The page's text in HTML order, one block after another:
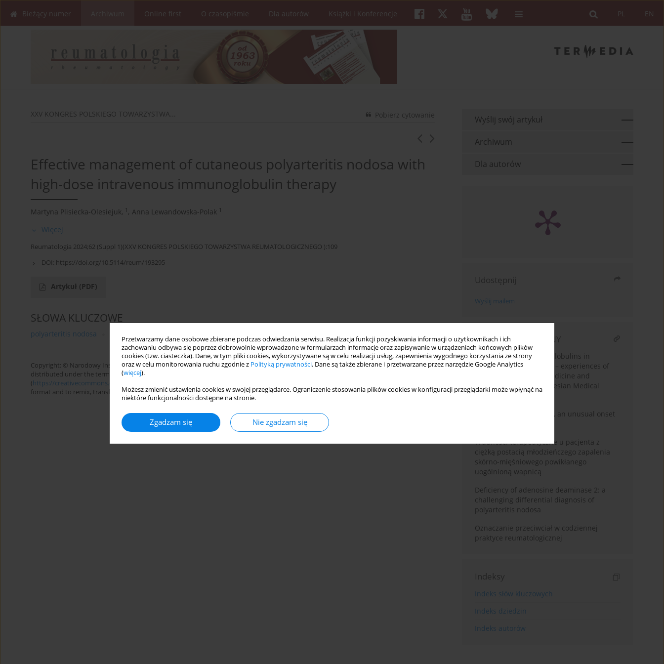
Przetwarzamy dane osobowe zbierane podczas odwiedzania serwisu. Realizacja funkcji pozyskiwania informacji o użytkownikach i ich
zachowaniu odbywa się poprzez dobrowolnie wprowadzone w formularzach informacje oraz zapisywanie w urządzeniach końcowych plików
cookies (tzw. ciasteczka). Dane, w tym pliki cookies, wykorzystywane są w celu realizacji usług, zapewnienia wygodnego korzystania ze strony
oraz w celu monitorowania ruchu zgodnie z Polityką prywatności. Dane są także zbierane i przetwarzane przez narzędzie Google Analytics
(więcej).
Możesz zmienić ustawienia cookies w swojej przeglądarce. Ograniczenie stosowania plików cookies w konfiguracji przeglądarki może wpłynąć na
niektóre funkcjonalności dostępne na stronie.
Zgadzam się Nie zgadzam się
EN
PL
Bieżący numer Online first O czasopiśmie Dla autorów Książki i Konferencje
XXV KONGRES POLSKIEGO TOWARZYSTWA... Pobierz cytowanie
Effective management of cutaneous polyarteritis nodosa with
high-dose intravenous immunoglobulin therapy
Martyna Plisiecka-Olesiejuk, 1 , Anna Lewandowska-Polak 1
Więcej
Reumatologia 2024;62 (Suppl 1)(XXV KONGRES POLSKIEGO TOWARZYSTWA REUMATOLOGICZNEGO ):109
DOI: https://doi.org/10.5114/reum/193295
Artykuł (PDF)
SŁOWA KLUCZOWE
polyarteritis nodosa
Copyright: © Narodowy Instytut Geriatrii, Reumatologii i Rehabilitacji w Warszawie. This is an Open Access journal, all articles are
distributed under the terms of the Creative Commons Attribution-NonCommercial-ShareAlike 4.0 International (CC BY-NC-SA 4.0) License
(https://creativecommons.org/licenses/by-nc-sa/4.0/
format and to remix, transform, and build upon the material, provided the original work is properly cited and states its license.
Wyślij swój artykuł
Archiwum
Dla autorów
Udostępnij
Wyślij mailem
ARTYKUŁ POWIĄZANY
Use of human immunoglobulins in
rheumatologic diseases – experiences of
the Clinic of Internal Medicine and
Rheumatology at the Silesian Medical
University in Katowice
Oculomotor nerve palsy, an unusual onset
Trudności terapeutyczne u pacjenta z
ciężką postacią młodzieńczego zapalenia
skórno-mięśniowego powikłanego
uogólnioną wapnicą
Deficiency of adenosine deaminase 2: a
challenging differential diagnosis of
polyarteritis nodosa
Oznaczanie przeciwciał w codziennej
praktyce reumatologicznej
Indeksy
Indeks słów kluczowych
Indeks dziedzin
Indeks autorów